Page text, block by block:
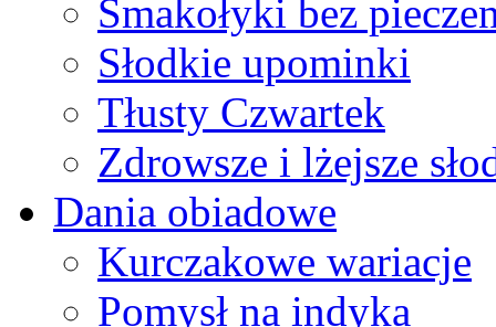
Smakołyki bez
Słodkie upominki
Tłusty Czwartek
Zdrowsze i lżejsze
Dania obiadowe
Kurczakowe wariacje
Pomysł na indyka